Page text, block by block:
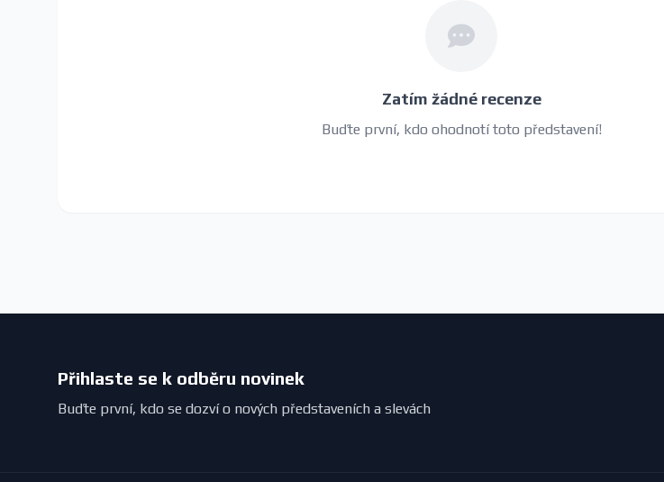
Zatím žádné recenze
Buďte první, kdo ohodnotí toto představení!
Přihlaste se k odběru novinek
Buďte první, kdo se dozví o nových představeních a slevách